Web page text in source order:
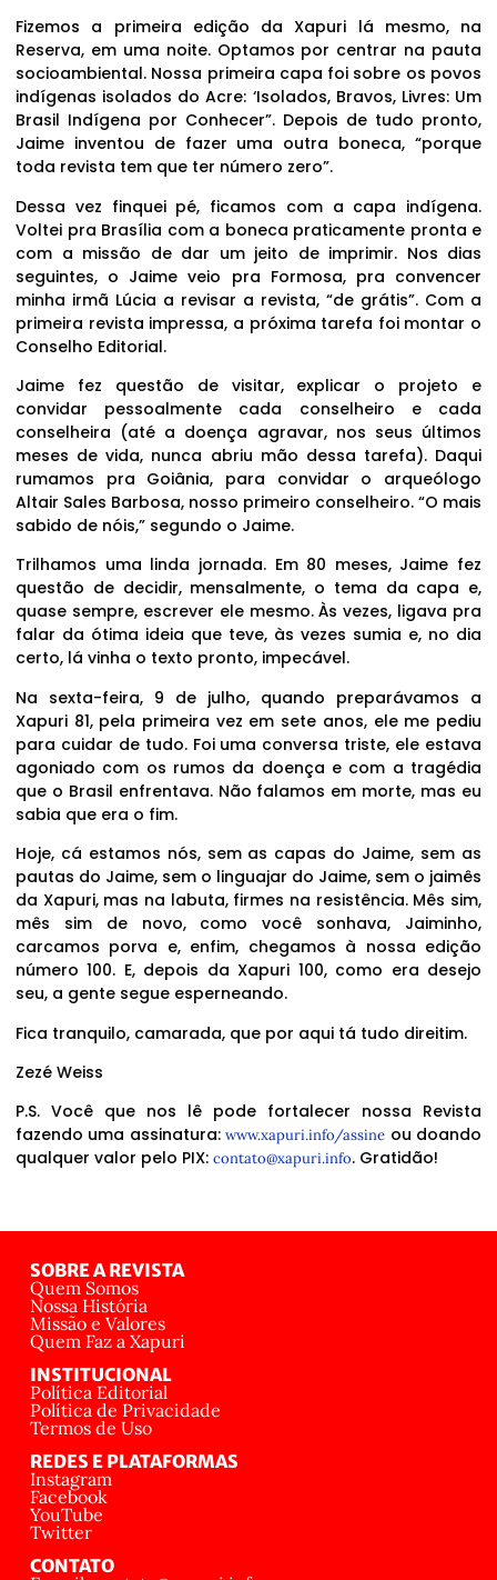
Fizemos a primeira edição da Xapuri lá mesmo, na
Reserva, em uma noite. Optamos por centrar na pauta
socioambiental. Nossa primeira capa foi sobre os povos
indígenas isolados do Acre: ‘Isolados, Bravos, Livres: Um
Brasil Indígena por Conhecer”. Depois de tudo pronto,
Jaime inventou de fazer uma outra boneca, “porque
toda revista tem que ter número zero”.
Dessa vez finquei pé, ficamos com a capa indígena.
Voltei pra Brasília com a boneca praticamente pronta e
com a missão de dar um jeito de imprimir. Nos dias
seguintes, o Jaime veio pra Formosa, pra convencer
minha irmã Lúcia a revisar a revista, “de grátis”. Com a
primeira revista impressa, a próxima tarefa foi montar o
Conselho Editorial.
Jaime fez questão de visitar, explicar o projeto e
convidar pessoalmente cada conselheiro e cada
conselheira (até a doença agravar, nos seus últimos
meses de vida, nunca abriu mão dessa tarefa). Daqui
rumamos pra Goiânia, para convidar o arqueólogo
Altair Sales Barbosa, nosso primeiro conselheiro. “O mais
sabido de nóis,” segundo o Jaime.
Trilhamos uma linda jornada. Em 80 meses, Jaime fez
questão de decidir, mensalmente, o tema da capa e,
quase sempre, escrever ele mesmo. Às vezes, ligava pra
falar da ótima ideia que teve, às vezes sumia e, no dia
certo, lá vinha o texto pronto, impecável.
Na sexta-feira, 9 de julho, quando preparávamos a
Xapuri 81, pela primeira vez em sete anos, ele me pediu
para cuidar de tudo. Foi uma conversa triste, ele estava
agoniado com os rumos da doença e com a tragédia
que o Brasil enfrentava. Não falamos em morte, mas eu
sabia que era o fim.
Hoje, cá estamos nós, sem as capas do Jaime, sem as
pautas do Jaime, sem o linguajar do Jaime, sem o jaimês
da Xapuri, mas na labuta, firmes na resistência. Mês sim,
mês sim de novo, como você sonhava, Jaiminho,
carcamos porva e, enfim, chegamos à nossa edição
número 100. E, depois da Xapuri 100, como era desejo
seu, a gente segue esperneando.
Fica tranquilo, camarada, que por aqui tá tudo direitim.
Zezé Weiss
P.S. Você que nos lê pode fortalecer nossa Revista
fazendo uma assinatura:www.xapuri.info/assine ou doando
qualquer valor pelo PIX: contato@xapuri.info. Gratidão!
SOBRE A REVISTA
Quem Somos
Nossa História
Missão e Valores
Quem Faz a Xapuri
INSTITUCIONAL
Política Editorial
Política de Privacidade
Termos de Uso
REDES E PLATAFORMAS
Instagram
Facebook
YouTube
Twitter
CONTATO